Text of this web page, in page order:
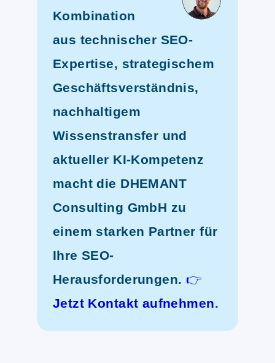
Kombination
aus technischer SEO-
Expertise, strategischem
Geschäftsverständnis,
nachhaltigem
Wissenstransfer und
aktueller KI-Kompetenz
macht die DHEMANT
Consulting GmbH zu
einem starken Partner für
Ihre SEO-
Herausforderungen. 👉
Jetzt Kontakt aufnehmen.